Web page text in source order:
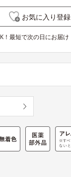
お気に入り登録
！最短で次の日にお届け